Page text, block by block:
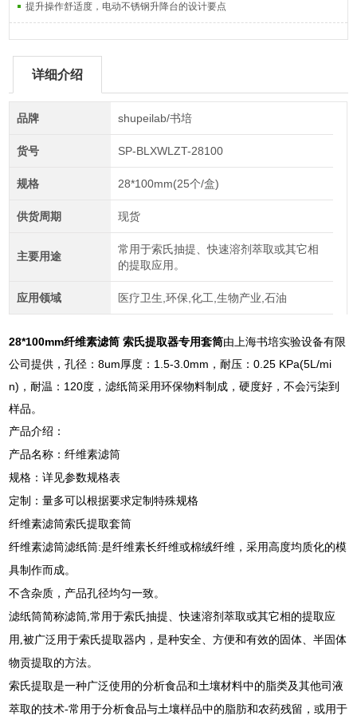
提升操作舒适度，电动不锈钢升降台的设计要点
详细介绍
品牌 shupeilab/书培
货号 SP-BLXWLZT-28100
规格 28*100mm(25个/盒)
供货周期 现货
主要用途
常用于索氏抽提、快速溶剂萃取或其它相
的提取应用。
应用领域 医疗卫生,环保,化工,生物产业,石油
28*100mm纤维素滤筒 索氏提取器专用套筒由上海书培实验设备有限
公司提供，孔径：8um厚度：1.5-3.0mm，耐压：0.25 KPa(5L/mi
n)，耐温：120度，滤纸筒采用环保物料制成，硬度好，不会污柒到
样品。
产品介绍：
产品名称：纤维素滤筒
规格：详见参数规格表
定制：量多可以根据要求定制特殊规格
纤维素滤筒索氏提取套筒
纤维素滤筒滤纸筒:是纤维素长纤维或棉绒纤维，采用高度均质化的模
具制作而成。
不含杂质，产品孔径均匀一致。
滤纸筒简称滤筒,常用于索氏抽提、快速溶剂萃取或其它相的提取应
用,被广泛用于索氏提取器内，是种安全、方便和有效的固体、半固体
物贡提取的方法。
索氏提取是一种广泛使用的分析食品和土壤材料中的脂类及其他司液
萃取的技术-常用于分析食品与土壤样品中的脂肪和农药残留，或用于